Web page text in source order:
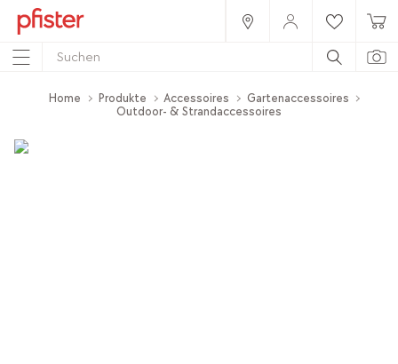
Home Produkte Accessoires
Gartenaccessoires
Outdoor- & Strandaccessoires